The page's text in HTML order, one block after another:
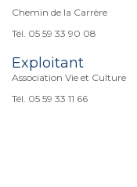
Chemin de la Carrère
Tél. 05 59 33 90 08
Exploitant
Association Vie et Culture
Tél. 05 59 33 11 66